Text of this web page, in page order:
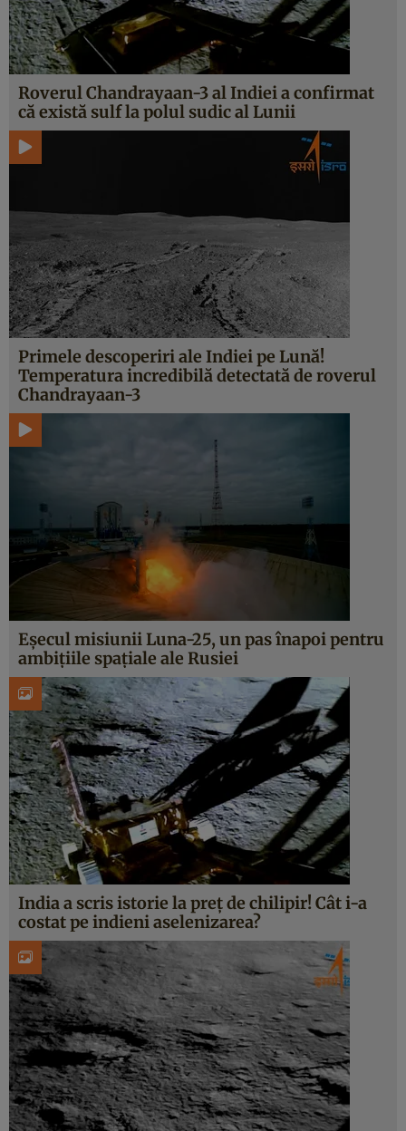
Roverul Chandrayaan-3 al Indiei a confirmat
că există sulf la polul sudic al Lunii
Primele descoperiri ale Indiei pe Lună!
Temperatura incredibilă detectată de roverul
Chandrayaan-3
Eșecul misiunii Luna-25, un pas înapoi pentru
ambițiile spațiale ale Rusiei
India a scris istorie la preț de chilipir! Cât i-a
costat pe indieni aselenizarea?